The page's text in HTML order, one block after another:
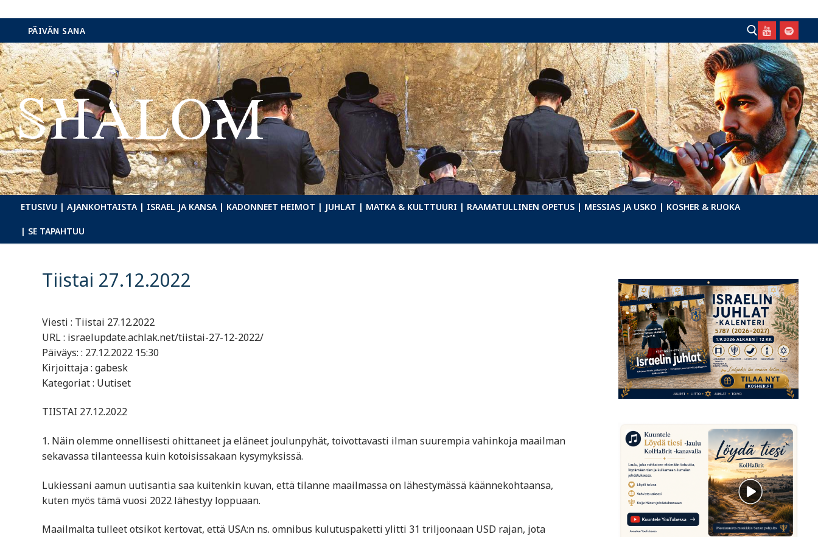
Hyppää
sisältöön
PÄIVÄN SANA
Hae:
ETUSIVU | AJANKOHTAISTA | ISRAEL JA KANSA | KADONNEET HEIMOT | JUHLAT | MATKA & KULTTUURI | RAAMATULLINEN OPETUS | MESSIAS JA USKO | KOSHER & RUOKA
| SE TAPAHTUU
Tiistai 27.12.2022
Viesti : Tiistai 27.12.2022
URL : israelupdate.achlak.net/tiistai-27-12-2022/
Päiväys: : 27.12.2022 15:30
Kirjoittaja : gabesk
Kategoriat : Uutiset
TIISTAI 27.12.2022
1. Näin olemme onnellisesti ohittaneet ja eläneet joulunpyhät, toivottavasti ilman suurempia vahinkoja maailman
sekavassa tilanteessa kuin kotoisissakaan kysymyksissä.
Lukiessani aamun uutisantia saa kuitenkin kuvan, että tilanne maailmassa on lähestymässä käännekohtaansa,
kuten myös tämä vuosi 2022 lähestyy loppuaan.
Maailmalta tulleet otsikot kertovat, että USA:n ns. omnibus kulutuspaketti ylitti 31 triljoonaan USD rajan, jota